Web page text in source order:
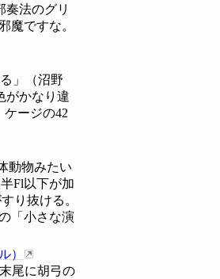
奏法のグリ
魔ですな。
」（沼野
がかなり違
ケージの42
動物みたい
Fl以下が加
り抜ける。
「小さな演
）
尾に胡弓の